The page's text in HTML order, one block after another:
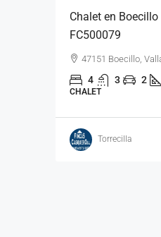
Chalet en
FC500079
47151 Boecillo,
4 3 2
CHALET
Torrecilla